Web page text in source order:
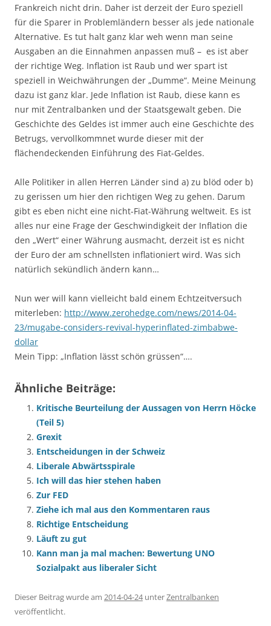
Frankreich nicht drin. Daher ist derzeit der Euro speziell
für die Sparer in Problemländern besser als jede nationale
Alternative. Es tut halt ganz klar weh wenn man seine
Ausgaben an die Einnahmen anpassen muß – es ist aber
der richtige Weg. Inflation ist Raub und wer spart ist
speziell in Weichwährungen der „Dumme“. Meine Meinung
dazu ist ganz klar. Jede Inflation ist Raub, diese kann es
nur mit Zentralbanken und der Staatsgewalt geben. Die
Geschichte des Geldes ist immer auch eine Geschichte des
Betrugs, vervollkommnet wurde dieser mit der
flächendeckenden Einführung des Fiat-Geldes.
Alle Politiker in allen Herren Länder sind a) zu blöd oder b)
zu gerissen um hier den richtigen Weg zu gehen. Darum
gibt es eben nicht eine nicht-Fiat-Währung weltweit. Es ist
alles nur eine Frage der Geschwindigkeit der Inflation die
den „Wert“ einer Währung ausmacht, derzeit ist es nicht
der Euro der am schnellsten inflationiert wird. Was sich
natürlich sekündlich ändern kann…
Nun wer will kann vielleicht bald einem Echtzeitversuch
miterleben: http://www.zerohedge.com/news/2014-04-
23/mugabe-considers-revival-hyperinflated-zimbabwe-
dollar
Mein Tipp: „Inflation lässt schön grüssen“….
Ähnliche Beiträge:
Kritische Beurteilung der Aussagen von Herrn Höcke
(Teil 5)
Grexit
Entscheidungen in der Schweiz
Liberale Abwärtsspirale
Ich will das hier stehen haben
Zur FED
Ziehe ich mal aus den Kommentaren raus
Richtige Entscheidung
Läuft zu gut
Kann man ja mal machen: Bewertung UNO
Sozialpakt aus liberaler Sicht
Dieser Beitrag wurde am 2014-04-24unterZentralbanken
veröffentlicht.